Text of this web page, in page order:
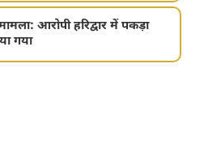
आरोपी हरिद्वार में पकड़ा
गया